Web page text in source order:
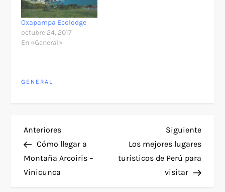
Oxapampa Ecolodge
octubre 24, 2017
En «General»
GENERAL
N
a
v
Entrada
anterior
Anteriores
Cómo llegar a
Montaña Arcoiris –
Vinicunca
Siguiente
Los mejores lugares
turísticos de Perú para
visitar